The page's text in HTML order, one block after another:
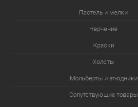
Пастель и мелки
Черчение
Краски
Холсты
Мольберты и этюдники
Сопутствующие товары